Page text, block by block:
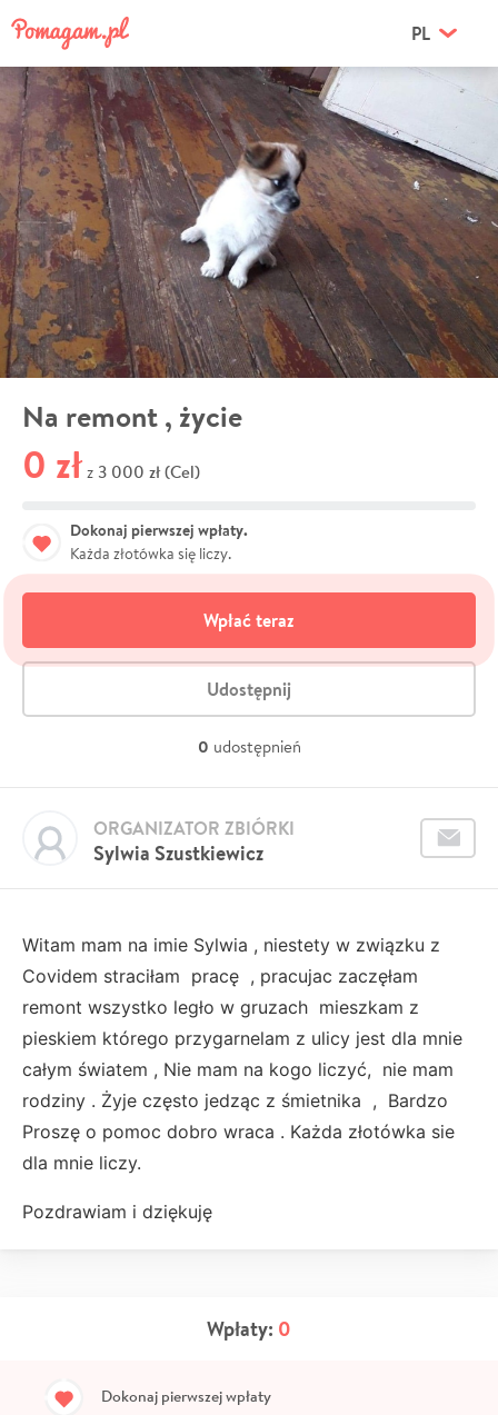
PL
Na remont , życie
0 zł z 3 000 zł (Cel)
Dokonaj pierwszej wpłaty.
Każda złotówka się liczy.
Wpłać teraz
Udostępnij
0 udostępnień
Sylwia Szustkiewicz
ORGANIZATOR ZBIÓRKI
Witam mam na imie Sylwia , niestety w związku z
Covidem straciłam pracę , pracujac zaczęłam
remont wszystko legło w gruzach mieszkam z
pieskiem którego przygarnelam z ulicy jest dla mnie
całym światem , Nie mam na kogo liczyć, nie mam
rodziny . Żyje często jedząc z śmietnika , Bardzo
Proszę o pomoc dobro wraca . Każda złotówka sie
dla mnie liczy.
Pozdrawiam i dziękuję
Wpłaty: 0
Dokonaj pierwszej wpłaty